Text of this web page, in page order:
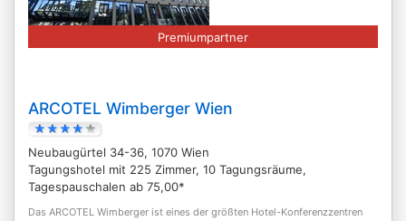
Premiumpartner
ARCOTEL Wimberger Wien
Neubaugürtel 34-36, 1070 Wien
Tagungshotel mit 225 Zimmer, 10 Tagungsräume,
Tagespauschalen ab 75,00*
Das ARCOTEL Wimberger ist eines der größten Hotel-Konferenzzentren